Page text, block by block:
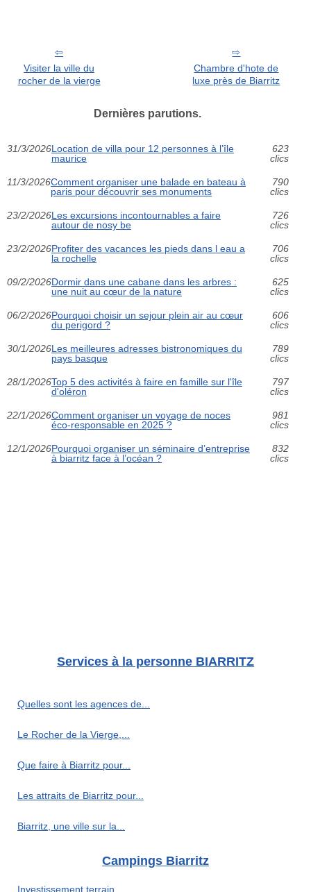
Visiter la ville du
rocher de la vierge
Chambre d'hote de
luxe près de Biarritz
Dernières parutions.
31/3/2026Location de villa pour 12 personnes à l’île
maurice
623
clics
11/3/2026Comment organiser une balade en bateau à
paris pour découvrir ses monuments
790
clics
23/2/2026Les excursions incontournables a faire
autour de nosy be
726
clics
23/2/2026Profiter des vacances les pieds dans l eau a
la rochelle
706
clics
09/2/2026Dormir dans une cabane dans les arbres :
une nuit au cœur de la nature
625
clics
06/2/2026Pourquoi choisir un sejour plein air au cœur
du perigord ?
606
clics
30/1/2026Les meilleures adresses bistronomiques du
pays basque
789
clics
28/1/2026Top 5 des activités à faire en famille sur l'île
d'oléron
797
clics
22/1/2026Comment organiser un voyage de noces
éco-responsable en 2025 ?
981
clics
12/1/2026Pourquoi organiser un séminaire d’entreprise
à biarritz face à l’océan ?
832
clics
Services à la personne BIARRITZ
Quelles sont les agences de...
Le Rocher de la Vierge,...
Que faire à Biarritz pour...
Les attraits de Biarritz pour...
Biarritz, une ville sur la...
Campings Biarritz
Investissement terrain...